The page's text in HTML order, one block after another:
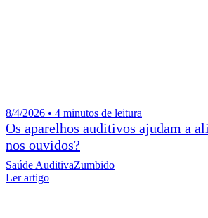
8/4/2026 • 4 minutos de leitura
Os aparelhos auditivos ajudam a
nos ouvidos?
Saúde AuditivaZumbido
Ler artigo